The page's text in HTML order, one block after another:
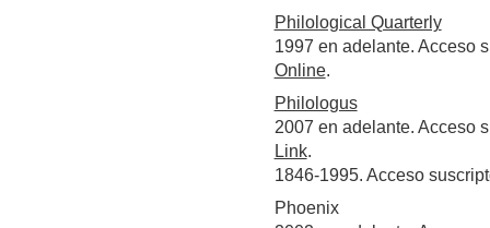
Philological Quarterly
1997 en adelante. Acceso
Online.
Philologus
2007 en adelante. Acceso
Link.
1846-1995. Acceso
Phoenix